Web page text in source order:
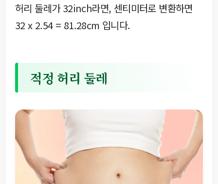
허리 둘레가 32inch라면, 센티미터로 변환하면
32 x 2.54 = 81.28cm 입니다.
적정 허리 둘레